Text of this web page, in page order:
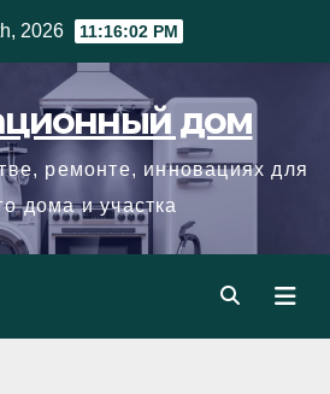
2026 11:16:03 PM
дом
ремонте, инновациях для
дома и участка